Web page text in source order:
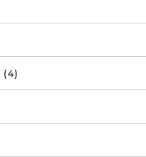
(4)